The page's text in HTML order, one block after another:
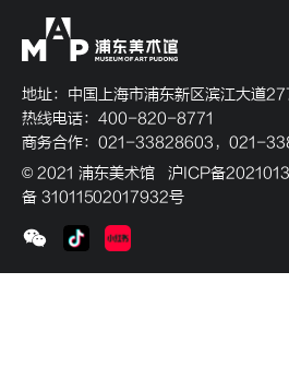
地址：中国上海市浦东新区滨江大道
热线电话：400-820-8771
商务合作：021-33828603，021-
© 2021 浦东美术馆 沪ICP备
备 31011502017932号